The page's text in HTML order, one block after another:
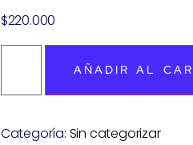
$220.000
AÑADIR AL
Categoría: Sin categorizar